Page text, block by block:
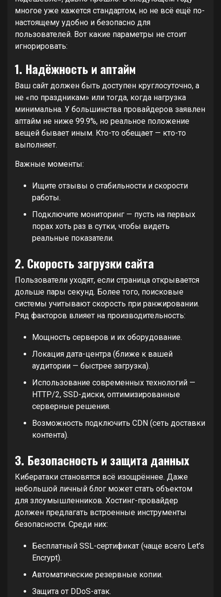
многое уже кажется стандартом, но не всё ещё по-
настоящему удобно и безопасно для
пользователей. Вот какие параметры не стоит
игнорировать:
1. Надёжность и аптайм
Ваш сайт должен быть доступен круглосуточно, а
не «по праздникам» или тогда, когда нагрузка
минимальна. У большинства провайдеров заявлен
аптайм не ниже 99.9%, но реальное положение
вещей бывает иным. Кто-то обещает — кто-то
выполняет.
Важные моменты:
Ищите отзывы о стабильности и скорости
работы.
Подключите мониторинг — пусть на первых
порах хоть раз в сутки, чтобы видеть
реальные показатели.
2. Скорость загрузки сайта
Пользователи уходят, если страница открывается
дольше пары секунд. Более того, поисковые
системы учитывают скорость при ранжировании.
Ряд факторов влияет на производительность:
Мощность серверов и их оборудование.
Локация дата-центра (ближе к вашей
аудитории — быстрее загрузка).
Использование современных технологий —
HTTP/2, SSD-диски, оптимизированные
серверные решения.
Возможность подключить CDN (сеть доставки
контента).
3. Безопасность и защита данных
Кибератаки становятся всё изощрённее. Даже
небольшой личный блог может стать объектом
для злоумышленников. Хостинг-провайдер
должен предлагать встроенные инструменты
безопасности. Среди них:
Бесплатный SSL-сертификат (чаще всего Let’s
Encrypt).
Автоматические резервные копии.
Защита от DDoS-атак.